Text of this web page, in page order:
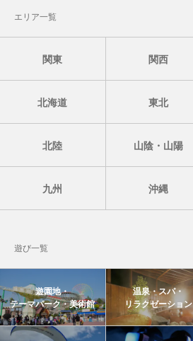
エリア一覧
関東 関西
北海道 東北
北陸 山陰・山陽
九州 沖縄
遊び一覧
遊園地・
テーマパーク・美術館
温泉・スパ・
リラクゼーション